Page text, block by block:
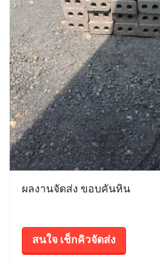
ผลงานจัดส่ง ขอบคันหิน
สนใจ เช็กคิวจัดส่ง